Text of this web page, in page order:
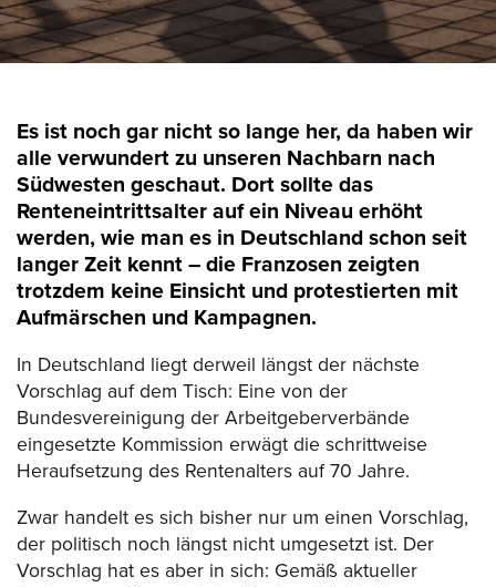
Es ist noch gar nicht so lange her, da haben wir
alle verwundert zu unseren Nachbarn nach
Südwesten geschaut. Dort sollte das
Renteneintrittsalter auf ein Niveau erhöht
werden, wie man es in Deutschland schon seit
langer Zeit kennt – die Franzosen zeigten
trotzdem keine Einsicht und protestierten mit
Aufmärschen und Kampagnen.
In Deutschland liegt derweil längst der nächste
Vorschlag auf dem Tisch: Eine von der
Bundesvereinigung der Arbeitgeberverbände
eingesetzte Kommission erwägt die schrittweise
Heraufsetzung des Rentenalters auf 70 Jahre.
Zwar handelt es sich bisher nur um einen Vorschlag,
der politisch noch längst nicht umgesetzt ist. Der
Vorschlag hat es aber in sich: Gemäß aktueller